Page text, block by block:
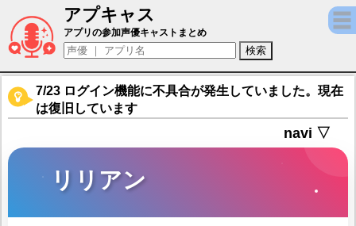
アプキャス
リリアン（声優：長谷川育美)【エターナル
アプリの参加声優キャストまとめ
7/23 ログイン機能に不具合が発生していました。現在
は復旧しています
navi ▽
リリアン